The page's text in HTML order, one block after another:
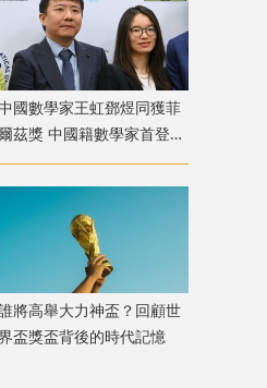
國數學家王虹鄧煜同獲菲
茲獎 中國籍數學家首登數
榮耀之巔
將高舉大力神盃？回顧世
盃獎盃背後的時代記憶